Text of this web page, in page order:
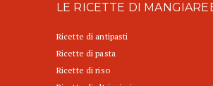
LE RICETTE DI
Ricette di antipasti
Ricette di pasta
Ricette di riso